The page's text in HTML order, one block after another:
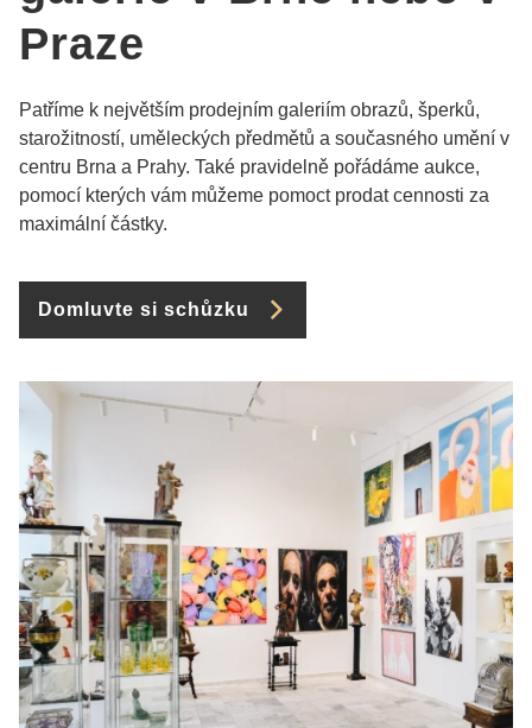
Praze
Patříme k největším prodejním galeriím obrazů, šperků,
starožitností, uměleckých předmětů a současného umění v
centru Brna a Prahy. Také pravidelně pořádáme aukce,
pomocí kterých vám můžeme pomoct prodat cennosti za
maximální částky.
Domluvte si schůzku